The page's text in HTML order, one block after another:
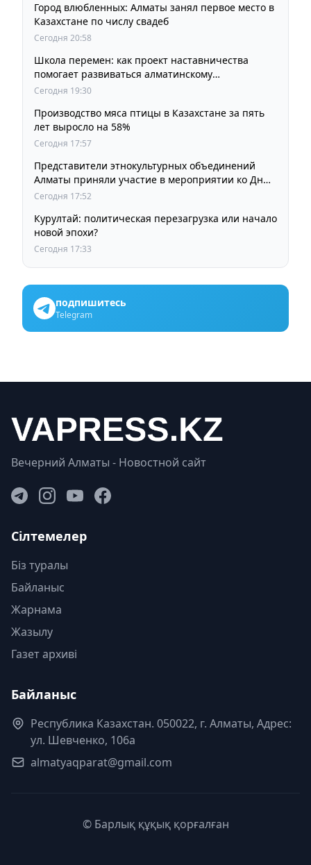
Город влюбленных: Алматы занял первое место в
Казахстане по числу свадеб
Сегодня 20:58
Школа перемен: как проект наставничества
помогает развиваться алматинскому
образованию
Сегодня 19:30
Производство мяса птицы в Казахстане за пять
лет выросло на 58%
Сегодня 17:57
Представители этнокультурных объединений
Алматы приняли участие в мероприятии ко Дню
Абая
Сегодня 17:52
Курултай: политическая перезагрузка или начало
новой эпохи?
Сегодня 17:33
подпишитесь
Telegram
Вечерний Алматы - Новостной сайт
Сілтемелер
Біз туралы
Байланыс
Жарнама
Жазылу
Газет архиві
Байланыс
Республика Казахстан. 050022, г. Алматы, Адрес:
ул. Шевченко, 106а
almatyaqparat@gmail.com
© Барлық құқық қорғалған